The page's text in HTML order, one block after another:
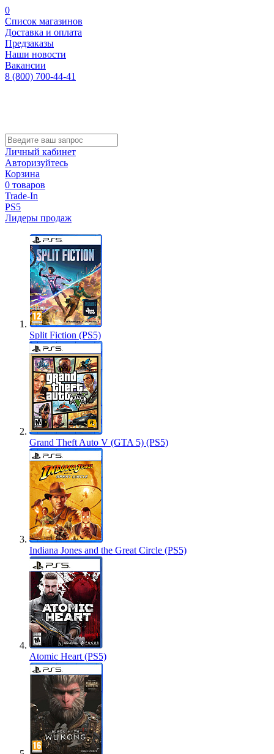
0
Список магазинов
Доставка и оплата
Предзаказы
Наши новости
Вакансии
8 (800) 700-44-41
Личный кабинет
Авторизуйтесь
Корзина
0 товаров
Trade-In
PS5
Лидеры продаж
Split Fiction (PS5)
Grand Theft Auto V (GTA 5) (PS5)
Indiana Jones and the Great Circle (PS5)
Atomic Heart (PS5)